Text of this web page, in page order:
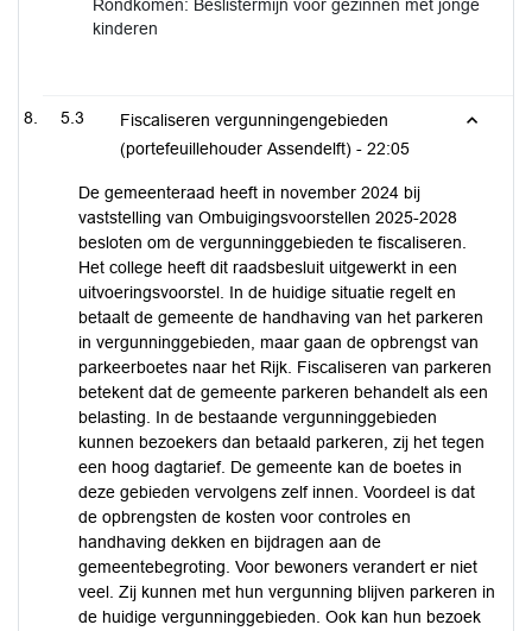
Rondkomen: Beslistermijn voor gezinnen met jonge
kinderen
5.3
Fiscaliseren vergunningengebieden
(portefeuillehouder Assendelft) - 22:05
De gemeenteraad heeft in november 2024 bij
vaststelling van Ombuigingsvoorstellen 2025-2028
besloten om de vergunninggebieden te fiscaliseren.
Het college heeft dit raadsbesluit uitgewerkt in een
uitvoeringsvoorstel. In de huidige situatie regelt en
betaalt de gemeente de handhaving van het parkeren
in vergunninggebieden, maar gaan de opbrengst van
parkeerboetes naar het Rijk. Fiscaliseren van parkeren
betekent dat de gemeente parkeren behandelt als een
belasting. In de bestaande vergunninggebieden
kunnen bezoekers dan betaald parkeren, zij het tegen
een hoog dagtarief. De gemeente kan de boetes in
deze gebieden vervolgens zelf innen. Voordeel is dat
de opbrengsten de kosten voor controles en
handhaving dekken en bijdragen aan de
gemeentebegroting. Voor bewoners verandert er niet
veel. Zij kunnen met hun vergunning blijven parkeren in
de huidige vergunninggebieden. Ook kan hun bezoek